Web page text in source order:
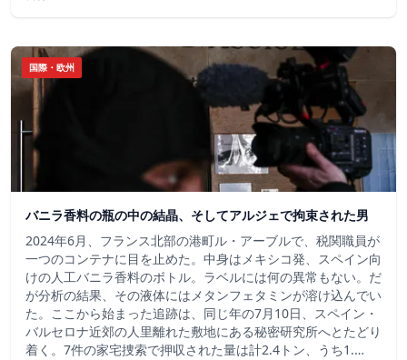
国際・欧州
バニラ香料の瓶の中の結晶、そしてアルジェで拘束された男
2024年6月、フランス北部の港町ル・アーブルで、税関職員が
一つのコンテナに目を止めた。中身はメキシコ発、スペイン向
けの人工バニラ香料のボトル。ラベルには何の異常もない。だ
が分析の結果、その液体にはメタンフェタミンが溶け込んでい
た。ここから始まった追跡は、同じ年の7月10日、スペイン・
バルセロナ近郊の人里離れた敷地にある秘密研究所へとたどり
着く。7件の家宅捜索で押収された量は計2.4トン、うち1.…